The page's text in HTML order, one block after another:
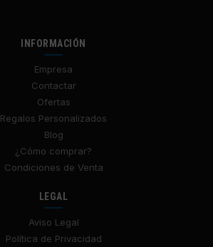
INFORMACIÓN
Empresa
Contactar
Ofertas
Regalos Personalizados
Blog
¿Cómo comprar?
Condiciones de Venta
LEGAL
Aviso Legal
Política de Privacidad